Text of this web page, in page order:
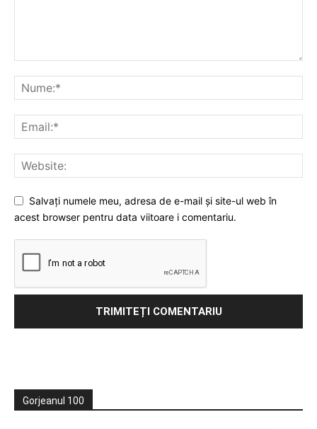
Salvați numele meu, adresa de e-mail și site-ul web în
acest browser pentru data viitoare i comentariu.
Gorjeanul 100